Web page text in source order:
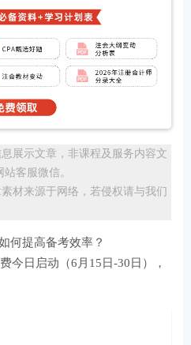
展示文章，非课程及服务内容文
客服微信。
材来源于网络，若侵权请与我们
何提高备考效率？
今日启动（6月15日-30日），